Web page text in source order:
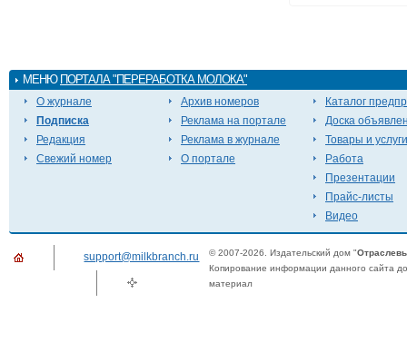
МЕНЮ ПОРТАЛА "ПЕРЕРАБОТКА МОЛОКА"
О журнале
Подписка
Редакция
Свежий номер
Архив номеров
Реклама на портале
Реклама в журнале
О портале
Каталог
Доска
Товары и услуги
Работа
Презентации
Прайс-листы
Видео
support@milkbranch.ru © 2007-2026. Издательский дом "
Копирование информации данного сайта
материал